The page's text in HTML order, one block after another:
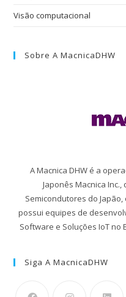
Visão computacional
Sobre A MacnicaDHW
A Macnica DHW é a
Japonês Macnica
Semicondutores do Japão,
possui equipes de
Software e Soluções IoT no
Siga A MacnicaDHW